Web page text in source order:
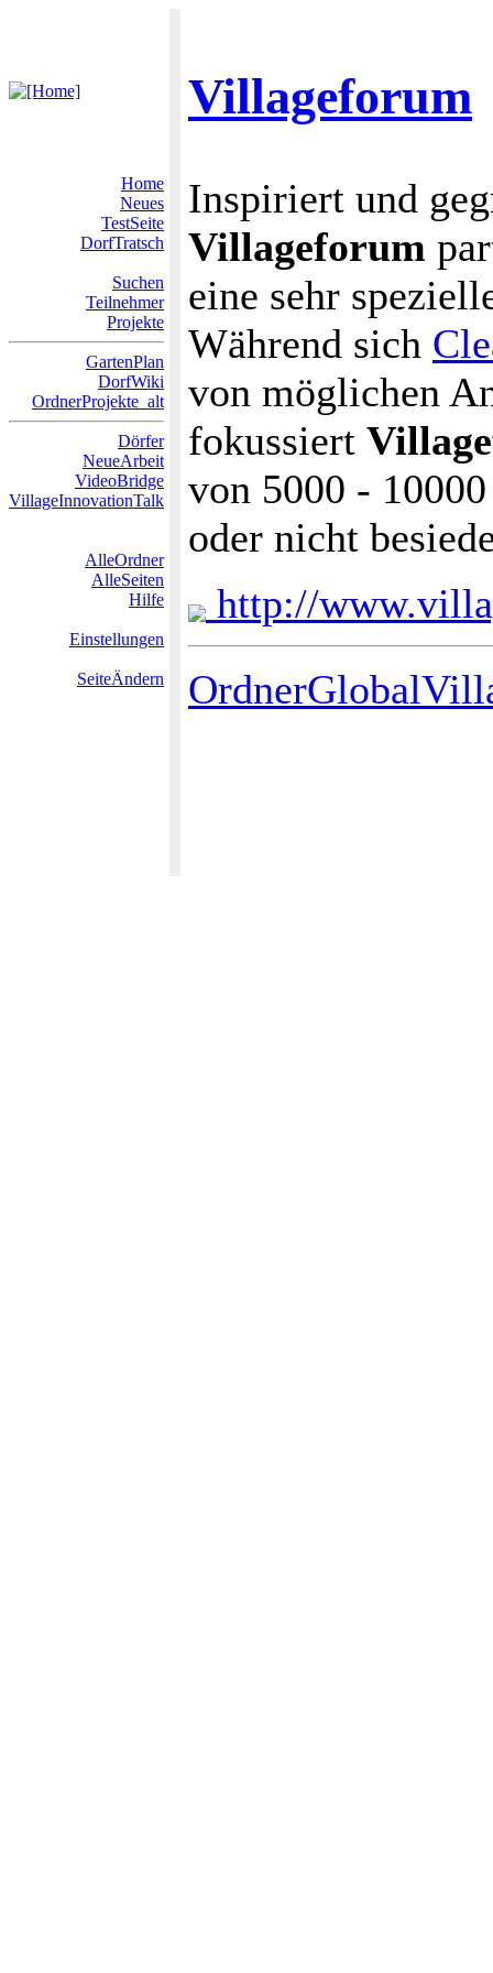
Villageforum
Home
Neues
TestSeite
DorfTratsch
Suchen
Teilnehmer
Projekte
GartenPlan
DorfWiki
OrdnerProjekte_alt
Dörfer
NeueArbeit
VideoBridge
VillageInnovationTalk
AlleOrdner
AlleSeiten
Hilfe
Einstellungen
SeiteÄndern
Inspiriert und
Villageforum
eine sehr
Während sich
von möglichen
fokussiert
von 5000 -
oder nicht
http://